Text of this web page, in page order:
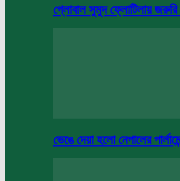
গ্লোবাল সুমুদ ফ্লোটিলায় জরুরি
ভেঙে দেয়া হলো নেপালের